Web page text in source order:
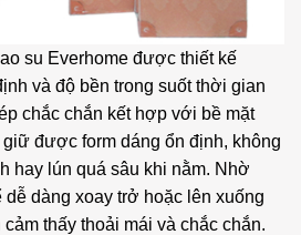
su Everhome được thiết kế
và độ bền trong suốt thời gian
chắc chắn kết hợp với bề mặt
được form dáng ổn định, không
hay lún quá sâu khi nằm. Nhờ
dàng xoay trở hoặc lên xuống
thấy thoải mái và chắc chắn.